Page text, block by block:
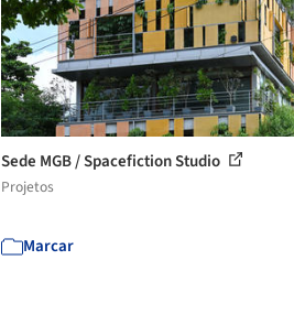
Sede MGB / Spacefiction Studio
Projetos
Marcar